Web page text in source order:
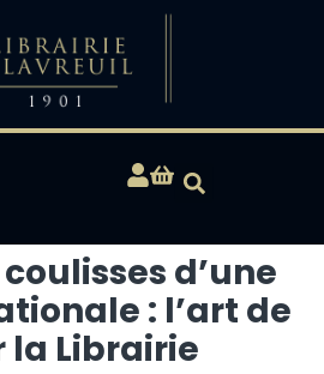
d’une
: l’art de
la Librairie